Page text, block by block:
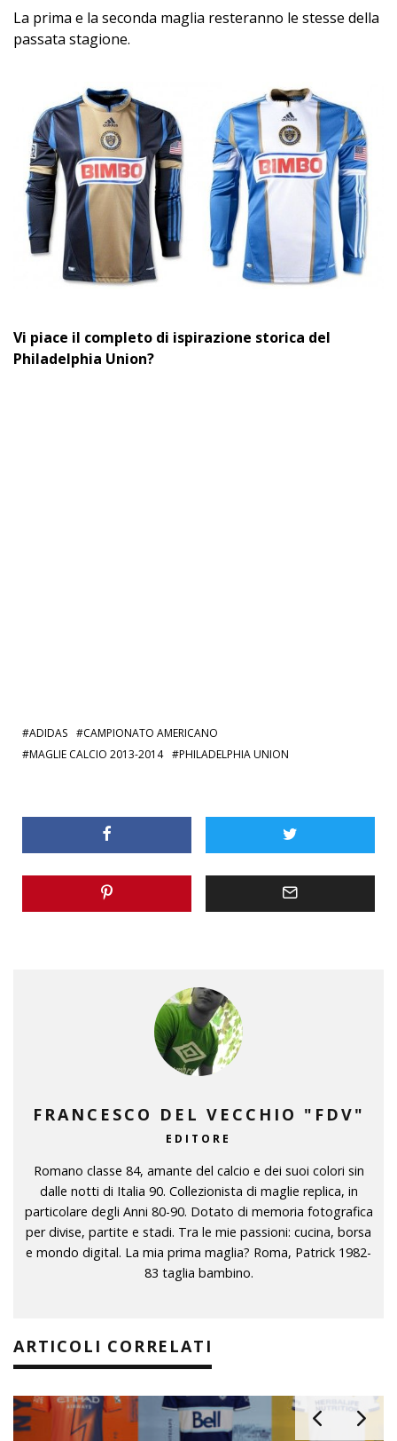
La prima e la seconda maglia resteranno le stesse della
passata stagione.
Vi piace il completo di ispirazione storica del
Philadelphia Union?
ADIDAS
CAMPIONATO AMERICANO
MAGLIE CALCIO 2013-2014
PHILADELPHIA UNION
FRANCESCO DEL VECCHIO "FDV"
EDITORE
Romano classe 84, amante del calcio e dei suoi colori sin
dalle notti di Italia 90. Collezionista di maglie replica, in
particolare degli Anni 80-90. Dotato di memoria fotografica
per divise, partite e stadi. Tra le mie passioni: cucina, borsa
e mondo digital. La mia prima maglia? Roma, Patrick 1982-
83 taglia bambino.
ARTICOLI CORRELATI